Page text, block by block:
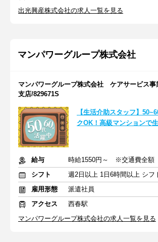
出光興産株式会社の求人一覧を見る
マンパワーグループ株式会社
マンパワーグループ株式会社 ケアサービス
支店/829671S
【生活介助スタッフ】
クOK！高級マンションで
給与
時給1550円～ ※交通費全額
シフト
雇用形態
派遣社員
アクセス
西春駅
マンパワーグループ株式会社の求人一覧を見る